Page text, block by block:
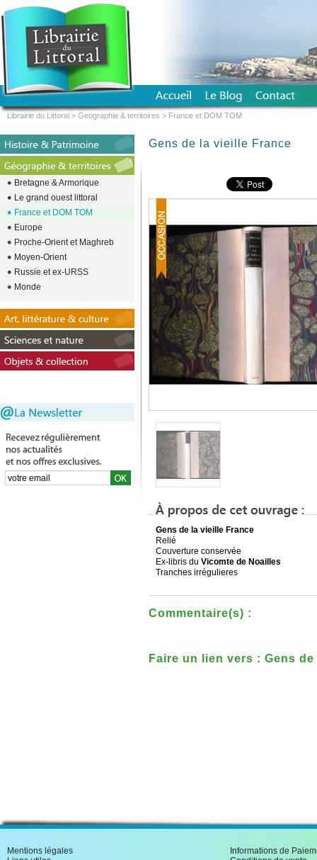
Gens de la vieille France
Gens de la vieille France
Relié
Couverture conservée
Ex-libris du Vicomte de Noailles
Tranches irrégulieres
Commentaire(s) :
Faire un lien vers : Gens
Bretagne & Armorique
Le grand ouest littoral
France et DOM TOM
Europe
Proche-Orient et Maghreb
Moyen-Orient
Russie et ex-URSS
Monde
Librairie du Littoral > Geographie & territoires > France et DOM TOM
Mentions légales
Informations de